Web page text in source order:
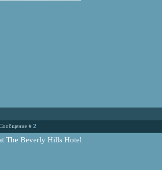
# 2
The Beverly Hills Hotel